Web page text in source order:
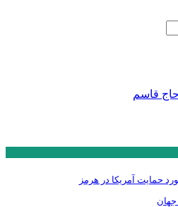
قاسم
حمایت آمریکا در هرمز